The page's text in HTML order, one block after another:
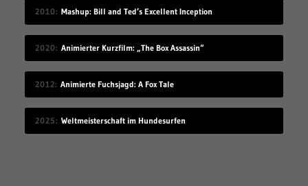
2010 Mashup: Bill and Ted’s Excellent Inception
2020 Animierter Kurzfilm: „The Box Assassin“
2012 Animierte Fuchsjagd: A Fox Tale
2025 Weltmeisterschaft im Hundesurfen